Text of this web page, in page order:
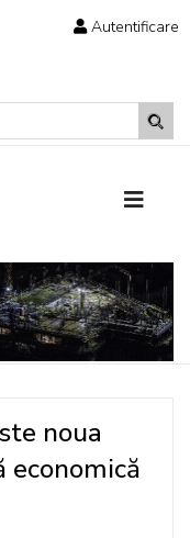
Autentificare
noua
economică